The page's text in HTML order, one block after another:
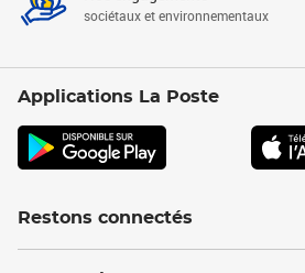
sociétaux et environnementaux
Applications La Poste
Restons connectés